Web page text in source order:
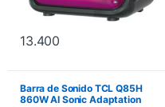
13.400
Barra de Sonido TCL Q85H
860W AI Sonic Adaptation